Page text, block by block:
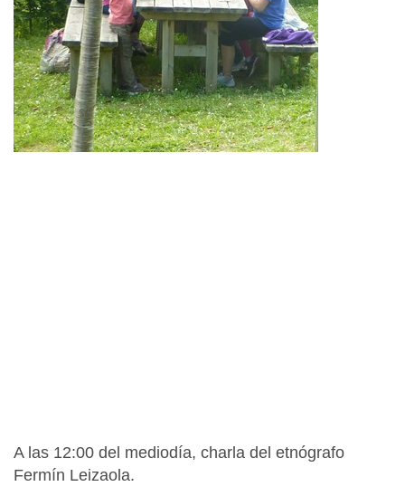
A las 12:00 del mediodía, charla del etnógrafo
Fermín Leizaola.